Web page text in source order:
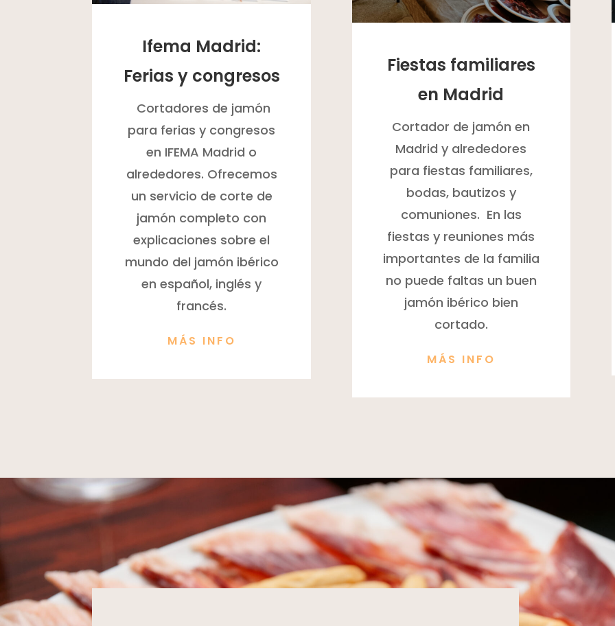
Ifema Madrid:
Ferias y congresos
Cortadores de jamón
para ferias y congresos
en IFEMA Madrid o
alrededores. Ofrecemos
un servicio de corte de
jamón completo con
explicaciones sobre el
mundo del jamón ibérico
en español, inglés y
francés.
MÁS INFO
Fiestas familiares
en Madrid
Cortador de jamón en
Madrid y alrededores
para fiestas familiares,
bodas, bautizos y
comuniones. En las
fiestas y reuniones más
importantes de la familia
no puede faltas un buen
jamón ibérico bien
cortado.
MÁS INFO